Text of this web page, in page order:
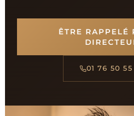
ÊTRE RAPPELÉ
01 76 50 55